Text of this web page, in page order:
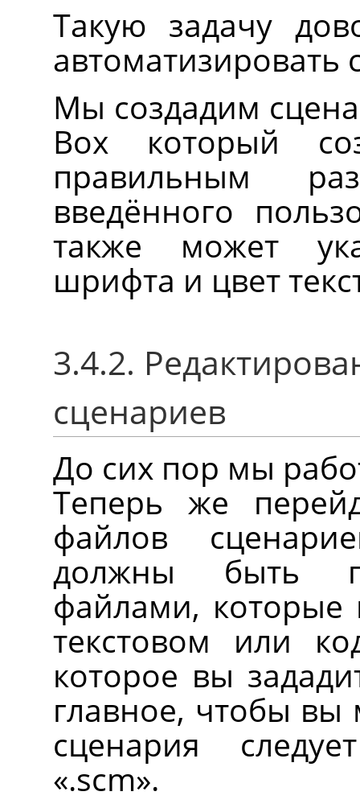
Такую задачу
Мы создадим
Box который
правильным
введённого
также может
шрифта и цвет
3.4.2.
сценариев
До сих пор мы
Теперь же
файлов
должны быть
файлами, которые
текстовом или
которое вы
главное, чтобы вы
сценария
«.scm».